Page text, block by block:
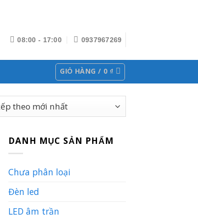
08:00 - 17:00 0937967269
GIỎ HÀNG / 0 ₫
DANH MỤC SẢN PHẨM
Chưa phân loại
Đèn led
LED âm trần